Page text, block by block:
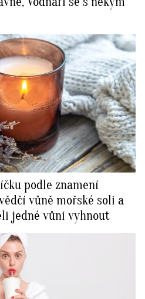
podle znamení
vůně mořské soli a
jedné vůni vyhnout